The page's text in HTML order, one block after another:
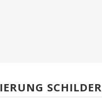
SCHILDER